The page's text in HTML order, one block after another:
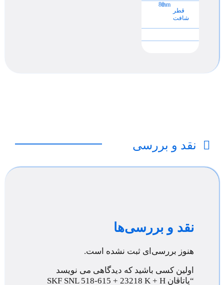
قطر
شافت
mm
80
نقد و بررسی
نقد و بررسی‌ها
هنوز بررسی‌ای ثبت نشده است.
اولین کسی باشید که دیدگاهی می نویسد
“یاتاقان SKF SNL 518-615 + 23218 K + H